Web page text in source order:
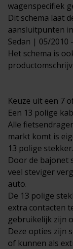
wagenspecifiek
Dit schema laat
aansluitpunten
Sedan | 05/2010
Het schema is
Keuze uit een 7
Een 13 polige
Alle
markt komt is
13 polige stekker.
Door de bajonet
veel steviger
auto.
De 13 polige
extra contacten
gebruikelijk zijn
Deze opties zijn
of kunnen als